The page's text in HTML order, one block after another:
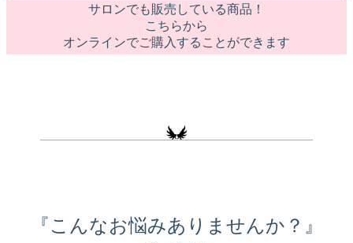
サロンでも販売している商品！
こちらから
オンラインでご購入することができます
『こんなお悩みありませんか？』